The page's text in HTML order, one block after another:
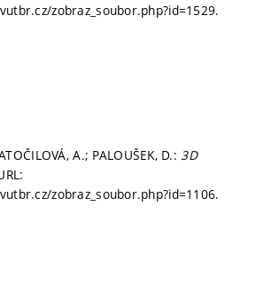
zobraz_soubor.php?id=1529.
A.; PALOUŠEK, D.: 3D
zobraz_soubor.php?id=1106.